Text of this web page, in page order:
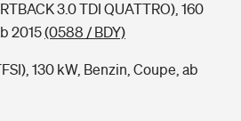
3.0 TDI QUATTRO), 160
2015(0588 / BDY)
130 kW, Benzin, Coupe, ab